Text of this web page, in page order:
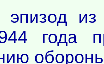
эпизод
года